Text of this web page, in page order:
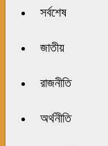
সর্বশেষ
জাতীয়
রাজনীতি
অর্থনীতি